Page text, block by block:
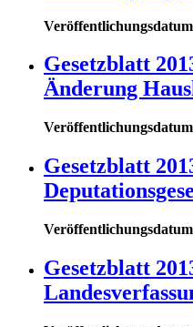
Gesetzblatt
Änderung
Gesetzblatt
Gesetzblatt